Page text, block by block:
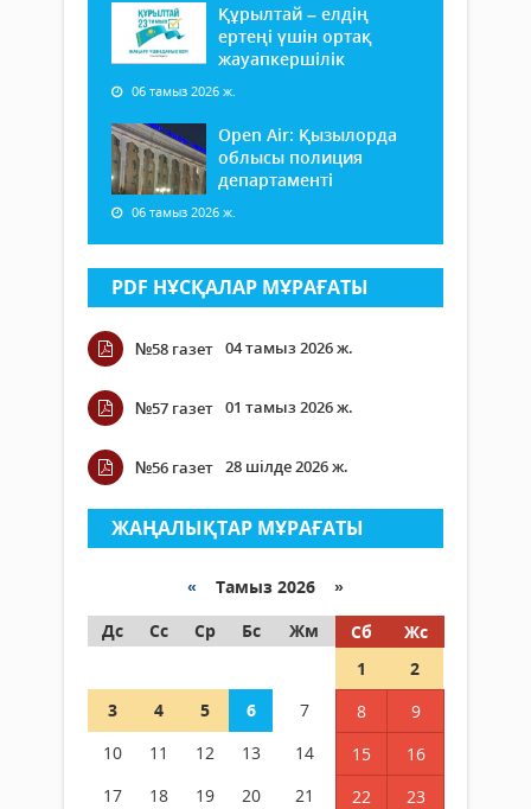
Құрылтай – елдің
ертеңі үшін ортақ
жауапкершілік
06 тамыз 2026 ж.
Open Air: Қызылорда
облысы полиция
департаменті
06 тамыз 2026 ж.
PDF НҰСҚАЛАР МҰРАҒАТЫ
№58 газет 04 тамыз 2026 ж.
№57 газет 01 тамыз 2026 ж.
№56 газет 28 шілде 2026 ж.
ЖАҢАЛЫҚТАР МҰРАҒАТЫ
« Тамыз 2026 »
Дс
Сс Ср Бс Жм Сб
Жс
1
2
3
4 5 6 7 8
9
10
11 12 13 14 15
16
17
18 19 20 21 22
23